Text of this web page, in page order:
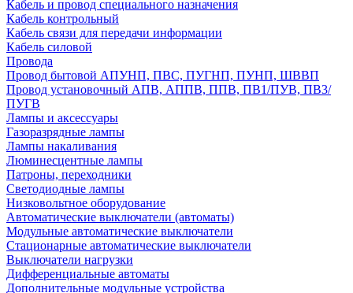
Кабель и провод специального назначения
Кабель контрольный
Кабель связи для передачи информации
Кабель силовой
Провода
Провод бытовой АПУНП, ПВС, ПУГНП, ПУНП, ШВВП
Провод установочный АПВ, АППВ, ППВ, ПВ1/ПУВ, ПВ3/
ПУГВ
Лампы и аксессуары
Газоразрядные лампы
Лампы накаливания
Люминесцентные лампы
Патроны, переходники
Светодиодные лампы
Низковольтное оборудование
Автоматические выключатели (автоматы)
Модульные автоматические выключатели
Стационарные автоматические выключатели
Выключатели нагрузки
Дифференциальные автоматы
Дополнительные модульные устройства